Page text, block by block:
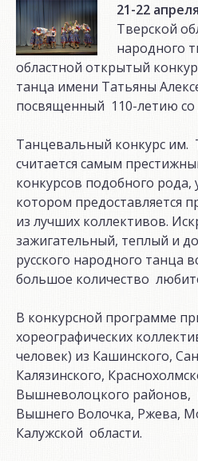
21-22
Тверской
народного
областной открытый
танца имени Татьяны
посвященный 110-летию со
Танцевальный конкурс им.
считается самым
конкурсов подобного рода,
котором предоставляется
из лучших коллективов.
зажигательный, теплый и
русского народного танца
большое количество
В конкурсной программе
хореографических
человек) из Кашинского,
Калязинского,
Вышневолоцкого районов,
Вышнего Волочка, Ржева,
Калужской области.